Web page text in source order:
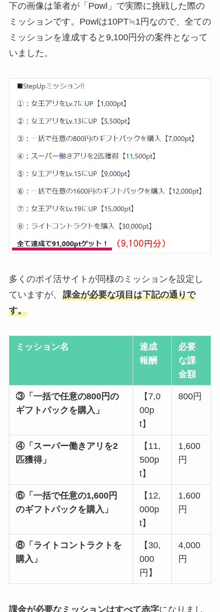
下の画像は筆者が「Powl」で実際に挑戦した際の
ミッションです。Powlは10PT≒1円なので、全ての
ミッションを達成すると9,100円分の案件となって
いました。
多くのポイ活サイトが同様のミッションを設定し
ていますが、 課金が必要な項目は下記の通りで
す。
ミッション名
達成
報酬
必要
な課
金額
③「一括で任意の800円の
ギフトパックを購入」
【7,0
00p
t】
800円
④「スーパー働きアリを2
匹獲得」
【11,
500p
t】
1,600
円
⑥「一括で任意の1,600円
のギフトパックを購入」
【12,
000p
t】
1,600
円
⑧「ライトコントラクトを
購入」
【30,
000
円】
4,000
円
課金が必要なミッションはすべて赤字になりまし